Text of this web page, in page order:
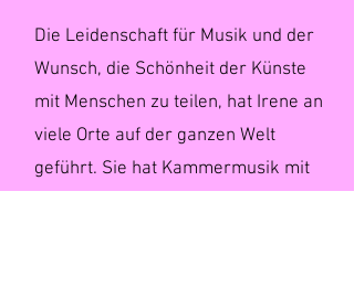
Die Leidenschaft für Musik und der
Wunsch, die Schönheit der Künste
mit Menschen zu teilen, hat Irene an
viele Orte auf der ganzen Welt
geführt. Sie hat Kammermusik mit